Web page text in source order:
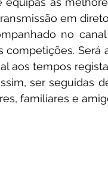
em
no
Será
aos tempos
familiares e